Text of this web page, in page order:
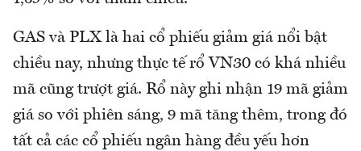
GAS và PLX là hai cổ phiếu giảm giá nổi bật
chiều nay, nhưng thực tế rổ VN30 có khá nhiều
mã cũng trượt giá. Rổ này ghi nhận 19 mã giảm
giá so với phiên sáng, 9 mã tăng thêm, trong đó
tất cả các cổ phiếu ngân hàng đều yếu hơn